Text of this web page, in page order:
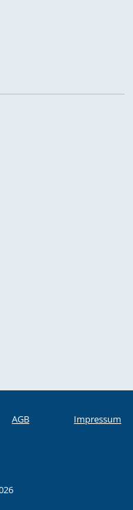
AGB Impressum